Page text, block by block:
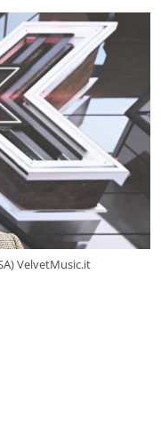
VelvetMusic.it